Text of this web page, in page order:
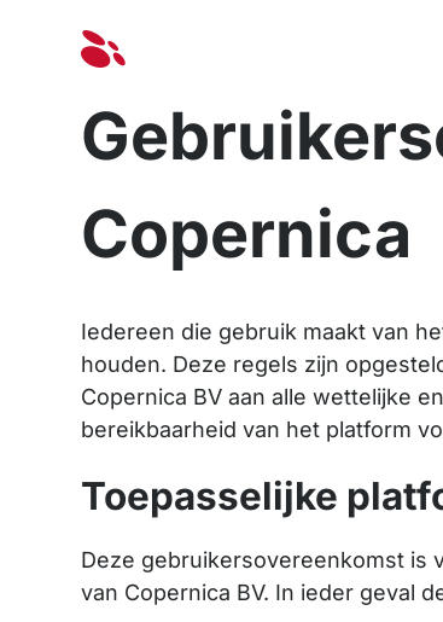
Copernica
Iedereen die gebruik maakt van
houden. Deze regels zijn
Copernica BV aan alle wettelijke
bereikbaarheid van het platform
Toepasselijke
Deze gebruikersovereenkomst is
van Copernica BV. In ieder geval